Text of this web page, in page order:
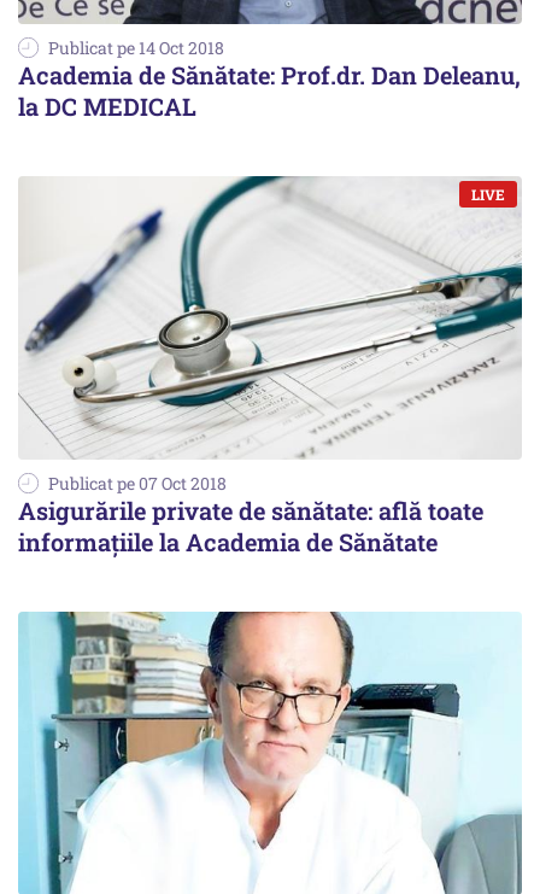
Publicat pe 14 Oct 2018
Academia de Sănătate: Prof.dr. Dan Deleanu,
la DC MEDICAL
Publicat pe 07 Oct 2018
Asigurările private de sănătate: află toate
informațiile la Academia de Sănătate